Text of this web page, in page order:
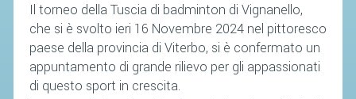
Il torneo della Tuscia di badminton di Vignanello,
che si è svolto ieri 16 Novembre 2024 nel pittoresco
paese della provincia di Viterbo, si è confermato un
appuntamento di grande rilievo per gli appassionati
di questo sport in crescita.